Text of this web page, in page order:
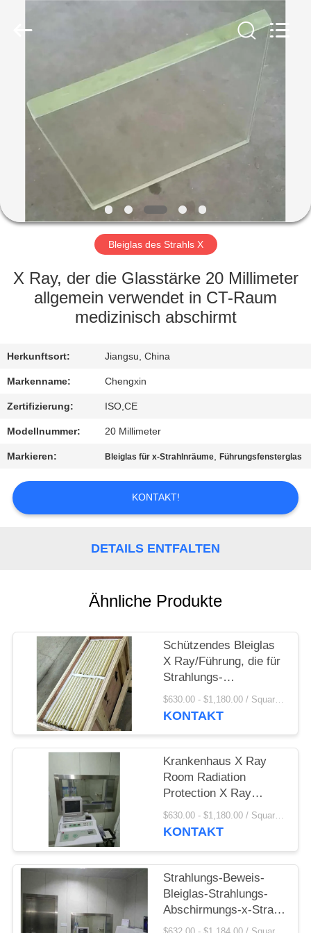
PRODUKTE
UNS
FABRIK-
AUSFLUG
QUALITÄTSKONTROLLE
SIE
MIT
UNS
IN
VERBINDUNG
NACHRICHTEN
PRIVACY
POLICY
Equipment
Bleiglas des Strahls X
X Ray, der die Glasstärke 20 Millimeter
allgemein verwendet in CT-Raum
medizinisch abschirmt
Herkunftsort: Jiangsu, China
Markenname: Chengxin
Zertifizierung: ISO,CE
Modellnummer: 20 Millimeter
Markieren: Bleiglas für x-Strahlnräume,Führungsfensterglas
KONTAKT!
DETAILS ENTFALTEN
Ähnliche Produkte
Schützendes Bleiglas
X Ray/Führung, die für
Strahlungs-
Glanzpunkt-
Beförderung abschirmt
$630.00 - $1,180.00 / Square Meter MOQ:2,1 Quadratmeter/Quadrat
KONTAKT
Krankenhaus X Ray
Room Radiation
Protection X Ray
Shielding Lead Glass
$630.00 - $1,180.00 / Square Meter MOQ:2,1 Quadratmeter/Quadrat
KONTAKT
Strahlungs-Beweis-
Bleiglas-Strahlungs-
Abschirmungs-x-Strahl
Stärke 12 Millimeter